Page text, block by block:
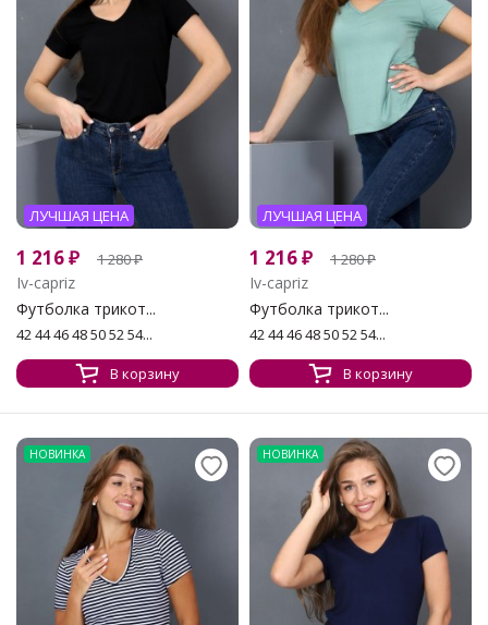
ЛУЧШАЯ ЦЕНА
1 216₽ 1 280₽
Iv-capriz
Футболка трикот...
42 44 46 48 50 52 54...
В корзину
ЛУЧШАЯ ЦЕНА
1 216₽ 1 280₽
Iv-capriz
Футболка трикот...
42 44 46 48 50 52 54...
В корзину
НОВИНКА НОВИНКА